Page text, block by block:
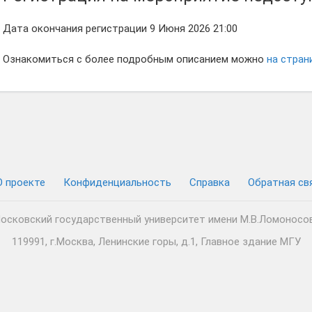
Дата окончания регистрации 9 Июня 2026 21:00
Ознакомиться с более подробным описанием можно на
проекте Конфиденциальность Cправка Обратная
государственный университет имени
119991, г.Москва, Ленинские горы, д.1, Главное здание МГУ